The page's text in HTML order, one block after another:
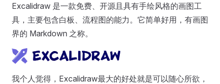
Excalidraw 是一款免费、开源且具有手绘风格的画图工
具，主要包含白板、流程图的能力。它简单好用，有画图
界的 Markdown 之称。
我个人觉得，Excalidraw最大的好处就是可以随心所欲，